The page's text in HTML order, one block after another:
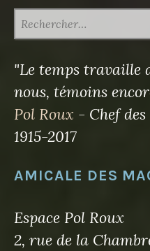
"Le temps travaille
nous, témoins
Pol Roux - Chef
1915-2017
AMICALE DES
Espace Pol Roux
2, rue de la